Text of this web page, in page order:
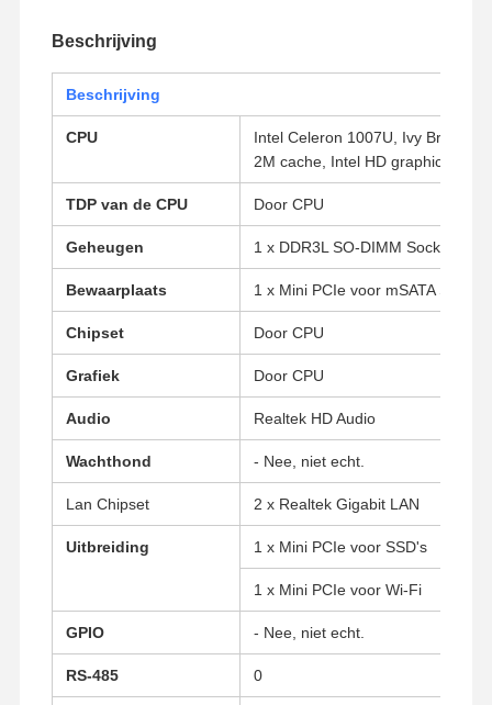
Beschrijving
Beschrijving
CPU
Intel Celeron 1007U, Ivy Bridge,
2M cache, Intel HD graphics.
TDP van de CPU Door CPU
Geheugen 1 x DDR3L SO-DIMM Socket
Bewaarplaats 1 x Mini PCIe voor mSATA SSD,
Chipset Door CPU
Grafiek Door CPU
Audio Realtek HD Audio
Wachthond - Nee, niet echt.
Lan Chipset 2 x Realtek Gigabit LAN
Uitbreiding 1 x Mini PCIe voor SSD's
1 x Mini PCIe voor Wi-Fi
GPIO - Nee, niet echt.
RS-485 0